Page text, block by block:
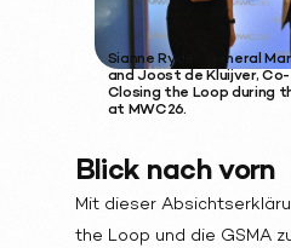
Sianne Ryder, General
and Joost de Kluijver,
Closing the Loop during
at MWC26.
Blick nach vorn
Mit dieser
the Loop und die GSMA